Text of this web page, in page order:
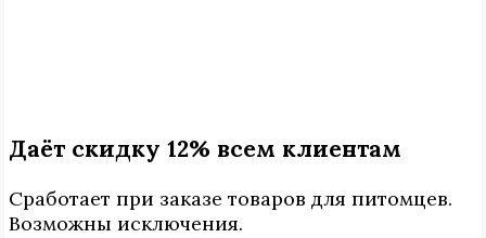
Даёт скидку 12% всем клиентам
Сработает при заказе товаров для питомцев.
Возможны исключения.